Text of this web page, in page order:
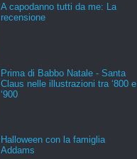
A capodanno tutti da me: La
recensione
Prima di Babbo Natale - Santa
Claus nelle illustrazioni tra ‘800 e
‘900
Halloween con la famiglia
Addams